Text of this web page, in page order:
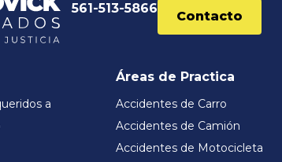
561-513-5866
Contacto
a
Áreas de Practica
Accidentes de Carro
Accidentes de Camión
Accidentes de Motocicleta